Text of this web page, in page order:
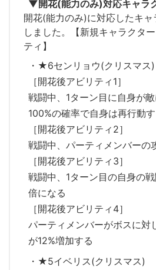
▼開花(能力のみ)対応キャラ
開花(能力のみ)に対応したキ
しました。【新規キャラクタ
ティ】
・★6センリョウ(クリスマス)
［開花後アビリティ1］
戦闘中、1ターン目に自身が
100%の確率で自身は再行動
［開花後アビリティ2］
戦闘中、パーティメンバーの
［開花後アビリティ3］
戦闘中、1ターン目の自身の
倍になる
［開花後アビリティ4］
パーティメンバーがボスに対
が12%増加する
・★5イベリス(クリスマス)